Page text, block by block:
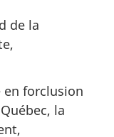
de la
en forclusion
la